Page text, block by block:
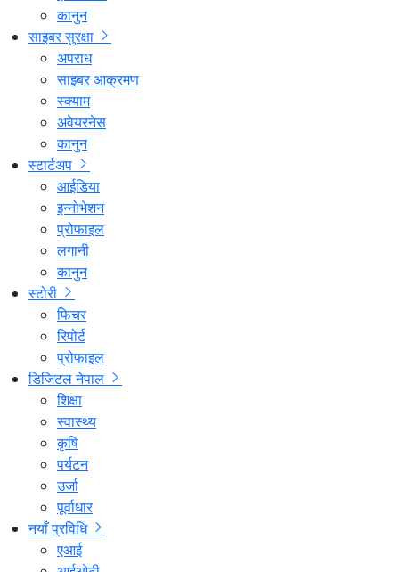
कानुन
साइबर सुरक्षा
अपराध
साइबर आक्रमण
स्क्याम
अवेयरनेस
कानुन
स्टार्टअप
आईडिया
इन्नोभेशन
प्रोफाइल
लगानी
कानुन
स्टोरी
फिचर
रिपोर्ट
प्रोफाइल
डिजिटल नेपाल
शिक्षा
स्वास्थ्य
कृषि
पर्यटन
उर्जा
पूर्वाधार
नयाँ प्रविधि
एआई